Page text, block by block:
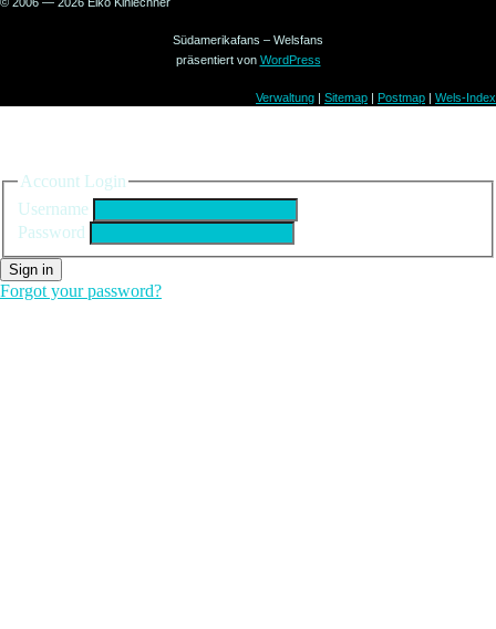
Südamerikafans – Welsfans
präsentiert von WordPress
Verwaltung | Sitemap | Postmap | Wels-Index
Account Login
Username
Password
Sign in
Forgot your password?